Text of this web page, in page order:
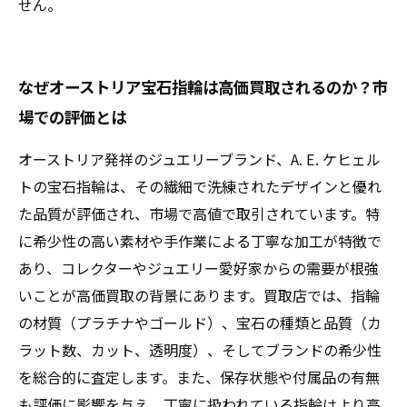
せん。
なぜオーストリア宝石指輪は高価買取されるのか？市
場での評価とは
オーストリア発祥のジュエリーブランド、A. E. ケヒェル
トの宝石指輪は、その繊細で洗練されたデザインと優れ
た品質が評価され、市場で高値で取引されています。特
に希少性の高い素材や手作業による丁寧な加工が特徴で
あり、コレクターやジュエリー愛好家からの需要が根強
いことが高価買取の背景にあります。買取店では、指輪
の材質（プラチナやゴールド）、宝石の種類と品質（カ
ラット数、カット、透明度）、そしてブランドの希少性
を総合的に査定します。また、保存状態や付属品の有無